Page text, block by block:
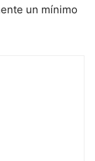
un mínimo